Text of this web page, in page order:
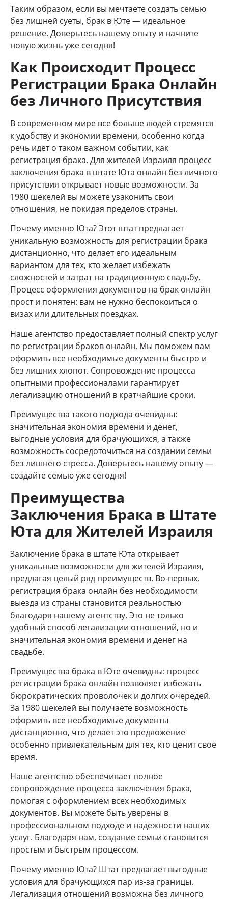
Таким образом, если вы мечтаете создать семью
без лишней суеты, брак в Юте — идеальное
решение. Доверьтесь нашему опыту и начните
новую жизнь уже сегодня!
Как Происходит Процесс
Регистрации Брака Онлайн
без Личного Присутствия
В современном мире все больше людей стремятся
к удобству и экономии времени, особенно когда
речь идет о таком важном событии, как
регистрация брака. Для жителей Израиля процесс
заключения брака в штате Юта онлайн без личного
присутствия открывает новые возможности. За
1980 шекелей вы можете узаконить свои
отношения, не покидая пределов страны.
Почему именно Юта? Этот штат предлагает
уникальную возможность для регистрации брака
дистанционно, что делает его идеальным
вариантом для тех, кто желает избежать
сложностей и затрат на традиционную свадьбу.
Процесс оформления документов на брак онлайн
прост и понятен: вам не нужно беспокоиться о
визах или длительных поездках.
Наше агентство предоставляет полный спектр услуг
по регистрации браков онлайн. Мы поможем вам
оформить все необходимые документы быстро и
без лишних хлопот. Сопровождение процесса
опытными профессионалами гарантирует
легализацию отношений в кратчайшие сроки.
Преимущества такого подхода очевидны:
значительная экономия времени и денег,
выгодные условия для брачующихся, а также
возможность сосредоточиться на создании семьи
без лишнего стресса. Доверьтесь нашему опыту —
создайте семью уже сегодня!
Преимущества
Заключения Брака в Штате
Юта для Жителей Израиля
Заключение брака в штате Юта открывает
уникальные возможности для жителей Израиля,
предлагая целый ряд преимуществ. Во-первых,
регистрация брака онлайн без необходимости
выезда из страны становится реальностью
благодаря нашему агентству. Это не только
удобный способ легализации отношений, но и
значительная экономия времени и денег на
свадьбе.
Преимущества брака в Юте очевидны: процесс
регистрации брака онлайн позволяет избежать
бюрократических проволочек и долгих очередей.
За 1980 шекелей вы получаете возможность
оформить все необходимые документы
дистанционно, что делает это предложение
особенно привлекательным для тех, кто ценит свое
время.
Наше агентство обеспечивает полное
сопровождение процесса заключения брака,
помогая с оформлением всех необходимых
документов. Вы можете быть уверены в
профессиональном подходе и надежности наших
услуг. Благодаря нам, создание семьи становится
простым и быстрым процессом.
Почему именно Юта? Штат предлагает выгодные
условия для брачующихся пар из-за границы.
Легализация отношений возможна без личного